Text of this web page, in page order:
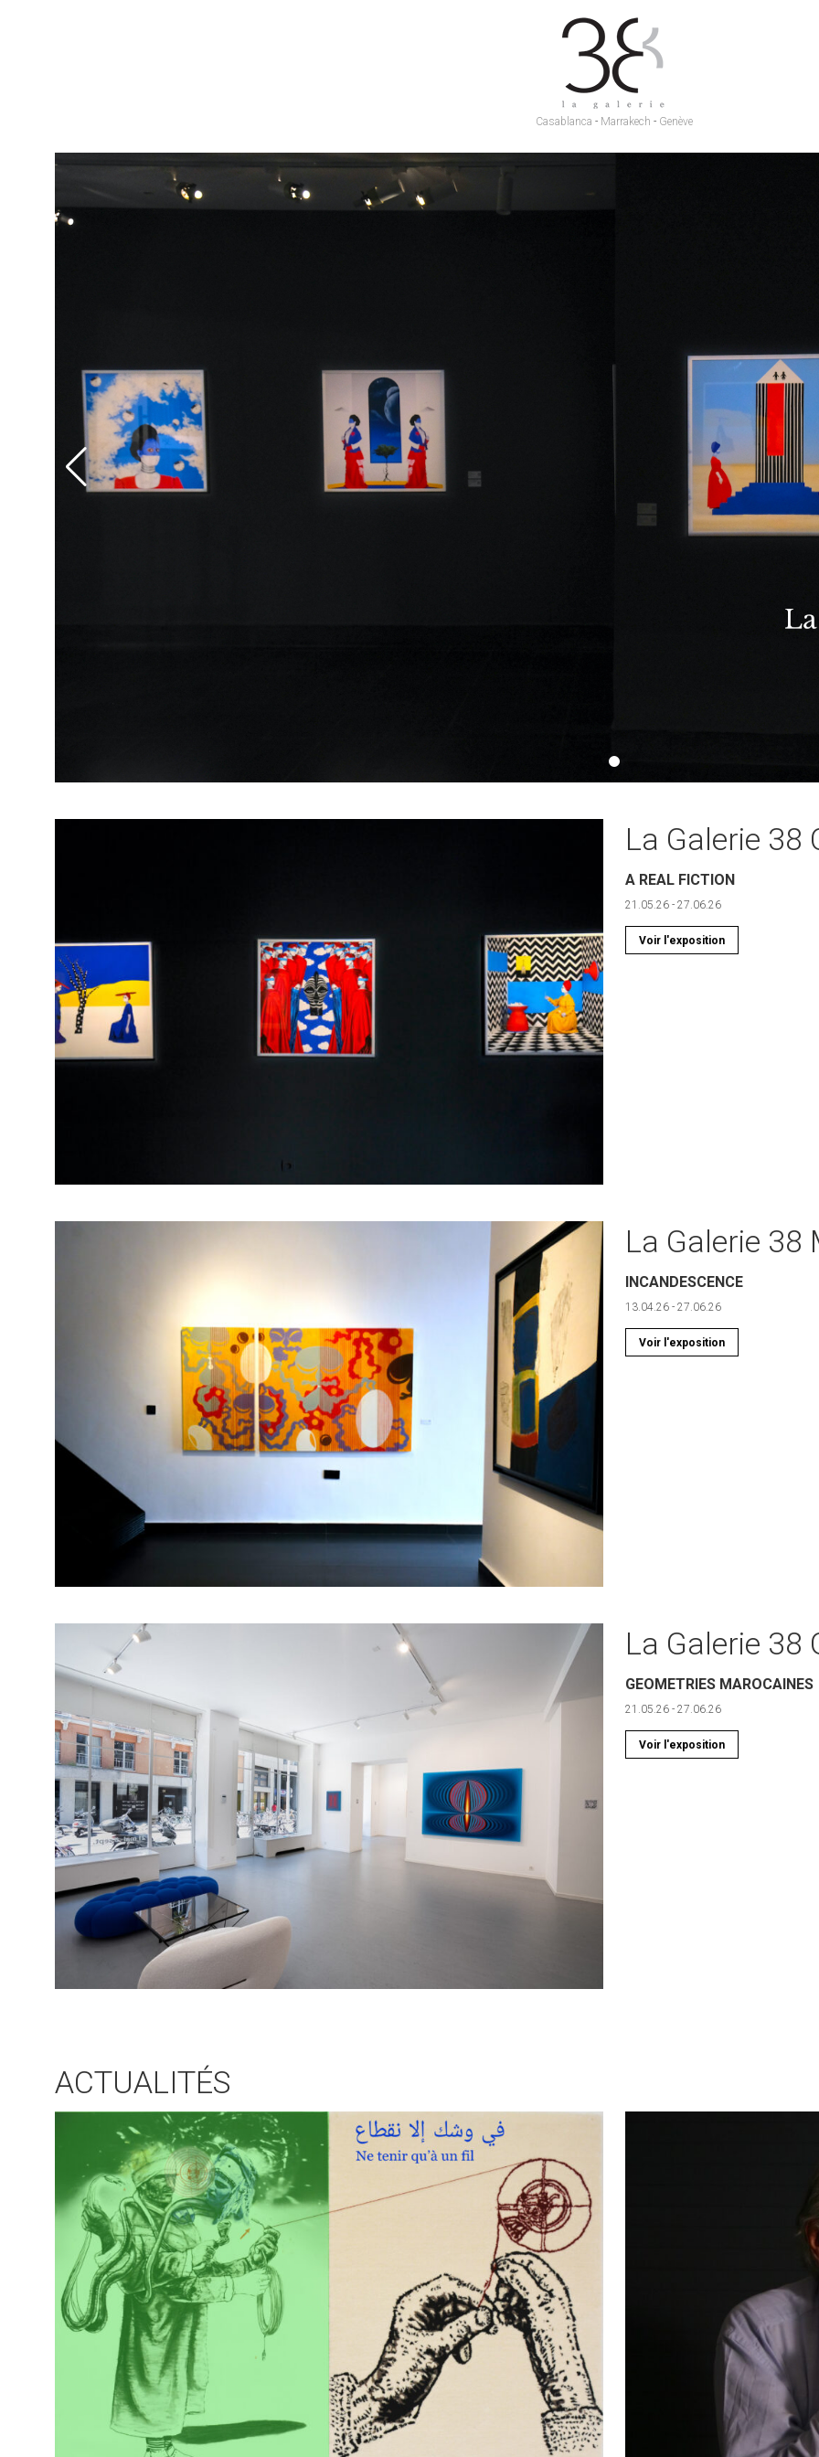
Casablanca - Marrakech - Genève
La Galerie 38
A REAL FICTION
21.05.26 - 27.06.26
Voir l'exposition
La Galerie 38
INCANDESCENCE
13.04.26 - 27.06.26
Voir l'exposition
La Galerie 38
GEOMETRIES MAROCAINES
21.05.26 - 27.06.26
Voir l'exposition
ACTUALITÉS